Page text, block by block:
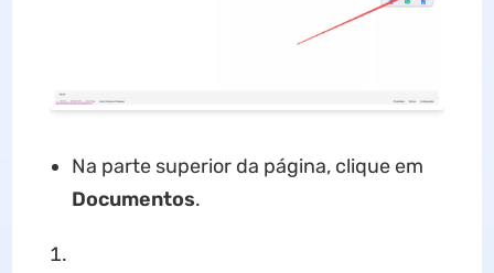
Na parte superior da página, clique em
Documentos.